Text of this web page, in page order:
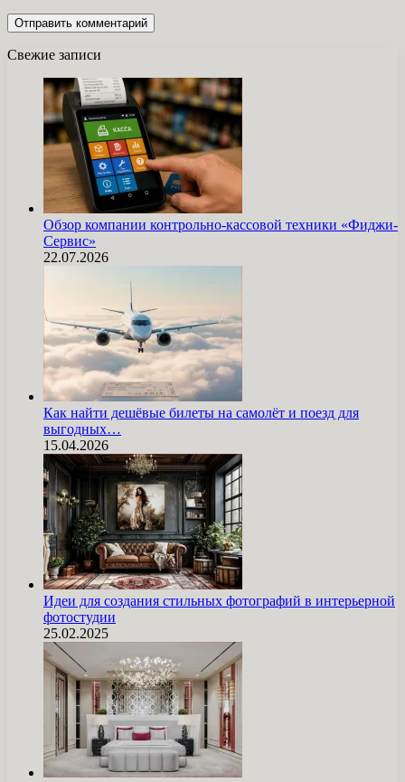
Свежие записи
Обзор компании контрольно-кассовой техники «Фиджи-
Сервис»
22.07.2026
Как найти дешёвые билеты на самолёт и поезд для
выгодных…
15.04.2026
Идеи для создания стильных фотографий в интерьерной
фотостудии
25.02.2025